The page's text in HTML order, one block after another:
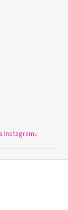
Instagramu